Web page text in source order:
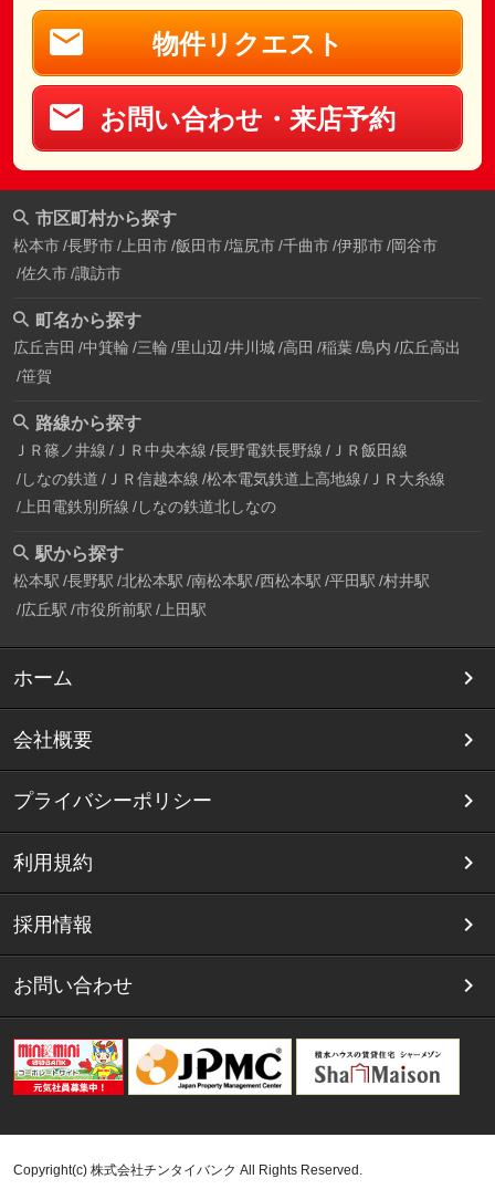
物件リクエスト
お問い合わせ・来店予約
市区町村から探す
松本市 長野市 上田市 飯田市 塩尻市 千曲市 伊那市 岡谷市
佐久市 諏訪市
町名から探す
広丘吉田 中箕輪 三輪 里山辺 井川城 高田 稲葉 島内 広丘高出
笹賀
路線から探す
ＪＲ篠ノ井線 ＪＲ中央本線 長野電鉄長野線 ＪＲ飯田線
しなの鉄道 ＪＲ信越本線 松本電気鉄道上高地線
ＪＲ大糸線
上田電鉄別所線 しなの鉄道北しなの
駅から探す
松本駅 長野駅 北松本駅 南松本駅 西松本駅 平田駅 村井駅
広丘駅 市役所前駅 上田駅
ホーム
会社概要
プライバシーポリシー
利用規約
採用情報
お問い合わせ
Copyright(c) 株式会社チンタイバンク All Rights Reserved.